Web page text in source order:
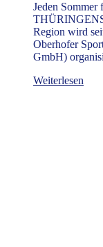
Jeden
Region wird
Oberhofer
GmbH)
Weiterlesen